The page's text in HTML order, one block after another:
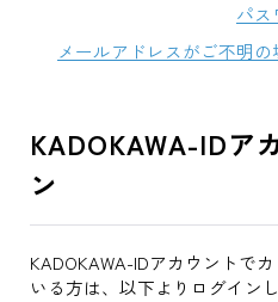
パス
メールアドレスがご不明
KADOKAWA-IDア
ン
KADOKAWA-IDアカウントで
いる方は、以下よりログイン